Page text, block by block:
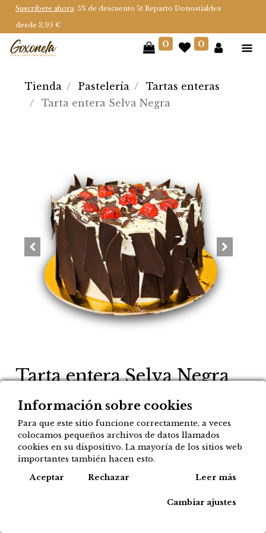
Suscríbete ahora: 5% de descuento 🚀 Reparto Donostialdea
desde 3,95 €
0 0
Tienda Pastelería
Tartas enteras
Tarta entera Selva Negra
Tarta entera Selva Negra
33,00€
Agregar a mi lista
Tipos de compra disponibles para este
Información sobre cookies
Para que este sitio funcione correctamente, a veces
colocamos pequeños archivos de datos llamados
cookies en su dispositivo. La mayoría de los sitios web
importantes también hacen esto.
Aceptar
Rechazar Leer más
Cambiar ajustes